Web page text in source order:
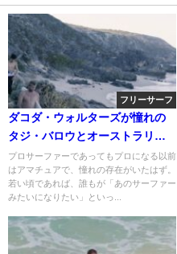
フリーサーフ
ダコダ・ウォルターズが憧れの
タジ・バロウとオーストラリア
を2週間トリップ
プロサーファーであってもプロになる以前
はアマチュアで、憧れの存在がいたはず。
若い頃であれば、誰もが「あのサーファー
みたいになりたい」といっ...